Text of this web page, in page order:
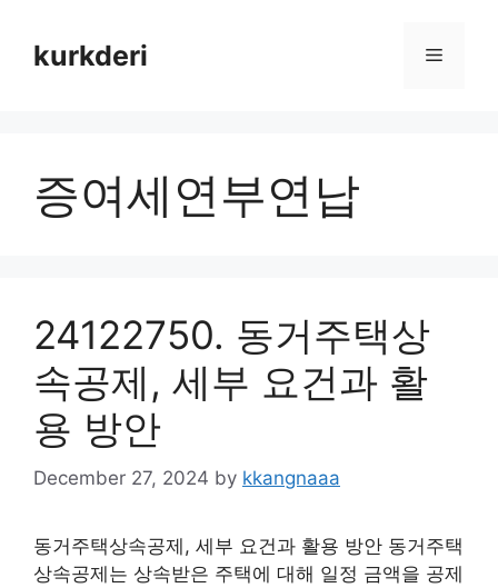
contentkurkderi Menu
증여세연부연납
24122750. 동거주택상
속공제, 세부 요건과 활
용 방안
December 27, 2024 by kkangnaaa
동거주택상속공제, 세부 요건과 활용 방안 동거주택
상속공제는 상속받은 주택에 대해 일정 금액을 공제